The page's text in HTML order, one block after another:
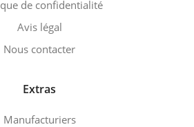
de confidentialité
Avis légal
Nous contacter
Extras
Manufacturiers